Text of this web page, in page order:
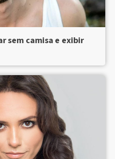
sem camisa e exibir